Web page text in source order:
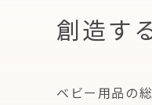
創造す
ベビー用品の